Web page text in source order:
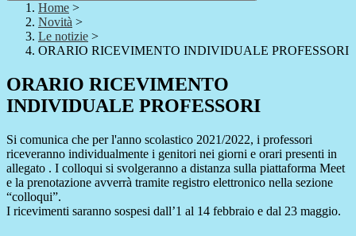
Home >
Novità >
Le notizie >
ORARIO RICEVIMENTO INDIVIDUALE PROFESSORI
ORARIO RICEVIMENTO
INDIVIDUALE PROFESSORI
Si comunica che per l'anno scolastico 2021/2022, i professori
riceveranno individualmente i genitori nei giorni e orari presenti in
allegato . I colloqui si svolgeranno a distanza sulla piattaforma Meet
e la prenotazione avverrà tramite registro elettronico nella sezione
“colloqui”.
I ricevimenti saranno sospesi dall’1 al 14 febbraio e dal 23 maggio.